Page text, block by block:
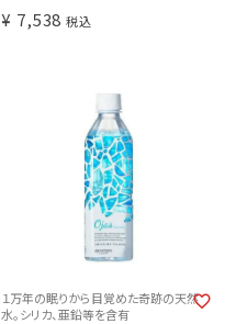
¥ 7,538 税込
１万年の眠りから目覚めた奇跡の天然
水。シリカ、亜鉛等を含有